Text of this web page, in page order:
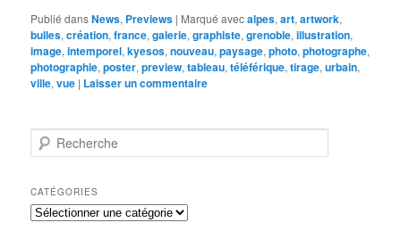
Publié dansNews, Previews | Marqué avecalpes,art,artwork,
bulles,création,france,galerie,graphiste,grenoble,illustration,
image,intemporel,kyesos,nouveau,paysage,photo,photographe,
photographie,poster,preview,tableau,téléférique,tirage,urbain,
ville,vue | Laisser un commentaire
e
h
e
r
CATÉGORIES
Catégories